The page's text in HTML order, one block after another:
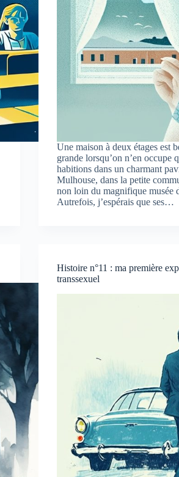
Une maison à deux étages est
grande lorsqu’on n’en occupe
habitions dans un charmant
Mulhouse, dans la petite
non loin du magnifique musée
Autrefois, j’espérais que ses…
Histoire n°11 : ma première
transsexuel